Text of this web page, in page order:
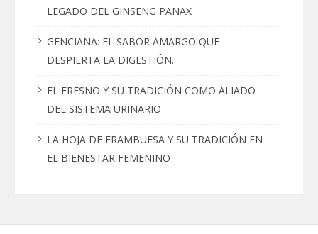
LEGADO DEL GINSENG PANAX
GENCIANA: EL SABOR AMARGO QUE
DESPIERTA LA DIGESTIÓN.
EL FRESNO Y SU TRADICIÓN COMO ALIADO
DEL SISTEMA URINARIO
LA HOJA DE FRAMBUESA Y SU TRADICIÓN EN
EL BIENESTAR FEMENINO